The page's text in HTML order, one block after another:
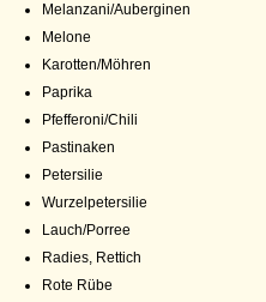
Melanzani/Auberginen
Melone
Karotten/Möhren
Paprika
Pfefferoni/Chili
Pastinaken
Petersilie
Wurzelpetersilie
Lauch/Porree
Radies, Rettich
Rote Rübe